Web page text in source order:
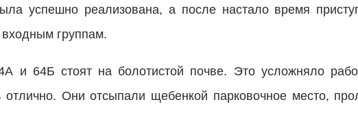
успешно реализована, а после настало время
группам.
64Б стоят на болотистой почве. Это усложняло
отлично. Они отсыпали щебенкой парковочное место,